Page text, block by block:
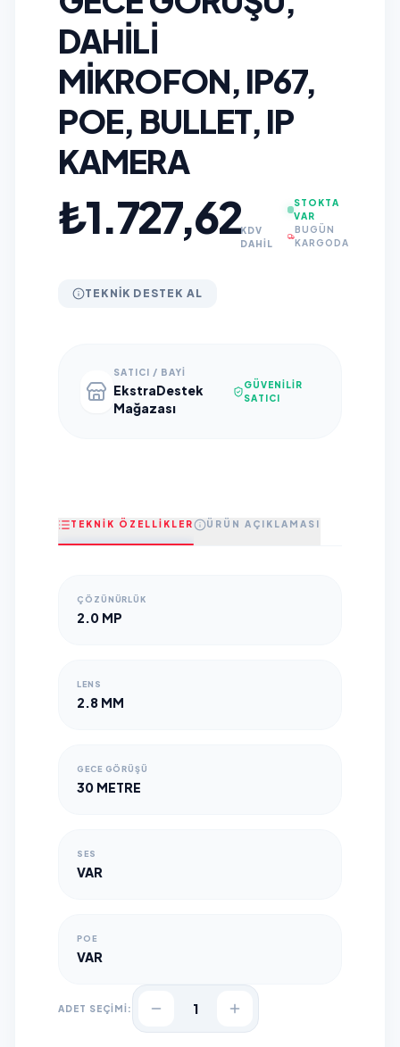
DAHILI
MIKROFON, IP67,
POE, BULLET, IP
KAMERA
₺1.727,62KDV
DAHİL
STOKTA
VAR
BUGÜN
KARGODA
TEKNIK DESTEK AL
SATICI / BAYI
EkstraDestek
Mağazası
GÜVENILIR
SATICI
TEKNİK ÖZELLİKLER ÜRÜN AÇIKLAMASI
ÇÖZÜNÜRLÜK
2.0 MP
LENS
2.8 MM
GECE GÖRÜŞÜ
30 METRE
SES
VAR
POE
VAR
ADET SEÇİMİ: 1